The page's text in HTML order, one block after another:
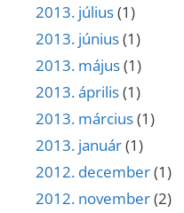
2013. július(1)
2013. június(1)
2013. május(1)
2013. április(1)
2013. március(1)
2013. január(1)
2012. december(1)
2012. november(2)